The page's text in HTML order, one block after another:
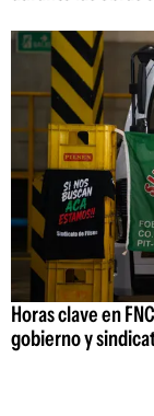
Horas clave en
gobierno y